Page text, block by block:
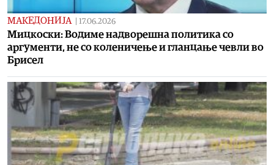
МАКЕДОНИЈА | 17.06.2026
Мицкоски: Водиме надворешна политика со
аргументи, не со коленичење и гланцање чевли во
Брисел